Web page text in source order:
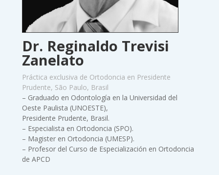
Dr. Reginaldo Trevisi
Zanelato
Práctica exclusiva de Ortodoncia en Presidente
Prudente, São Paulo, Brasil
– Graduado en Odontología en la Universidad del
Oeste Paulista (UNOESTE),
Presidente Prudente, Brasil.
– Especialista en Ortodoncia (SPO).
– Magister en Ortodoncia (UMESP).
– Profesor del Curso de Especialización en Ortodoncia
de APCD